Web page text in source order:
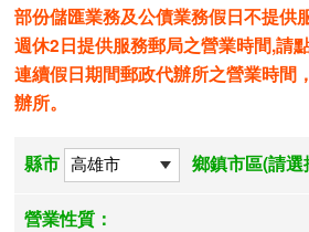
部份儲匯業務及公債業務假日不提供
週休2日提供服務郵局之營業時間,請
連續假日期間郵政代辦所之營業時間
辦所。
縣市 鄉鎮市區(請選
營業性質：